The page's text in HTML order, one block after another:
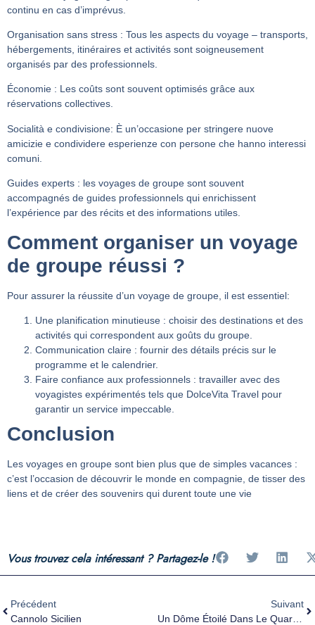
continu en cas d’imprévus.
Organisation sans stress : Tous les aspects du voyage – transports,
hébergements, itinéraires et activités sont soigneusement
organisés par des professionnels.
Économie : Les coûts sont souvent optimisés grâce aux
réservations collectives.
Socialità e condivisione: È un’occasione per stringere nuove
amicizie e condividere esperienze con persone che hanno interessi
comuni.
Guides experts : les voyages de groupe sont souvent
accompagnés de guides professionnels qui enrichissent
l’expérience par des récits et des informations utiles.
Comment organiser un voyage
de groupe réussi ?
Pour assurer la réussite d’un voyage de groupe, il est essentiel:
Une planification minutieuse : choisir des destinations et des
activités qui correspondent aux goûts du groupe.
Communication claire : fournir des détails précis sur le
programme et le calendrier.
Faire confiance aux professionnels : travailler avec des
voyagistes expérimentés tels que DolceVita Travel pour
garantir un service impeccable.
Conclusion
Les voyages en groupe sont bien plus que de simples vacances :
c’est l’occasion de découvrir le monde en compagnie, de tisser des
liens et de créer des souvenirs qui durent toute une vie
Vous trouvez cela intéressant ? Partagez-le !
Précédent
Cannolo Sicilien
Suivant
Un Dôme Étoilé Dans Le Quartier Prati De Rome